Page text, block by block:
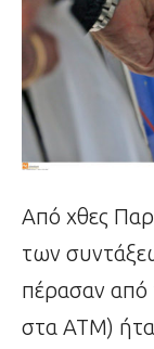
Από χθες
των
πέρασαν από
στα ΑΤΜ)